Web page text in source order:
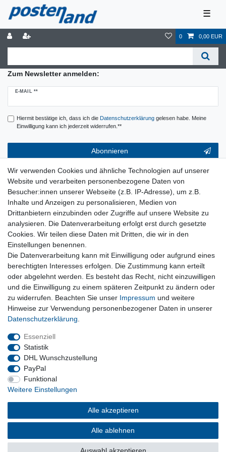
☰
0 0,00 EUR
Zum Newsletter anmelden:
E-MAIL **
Newsletter
Hiermit bestätige ich, dass ich die Daten­schutz­erklärunggelesen habe. Meine
Einwilligung kann ich jederzeit widerrufen.**
Abonnieren
** Hierbei handelt es sich um ein Pflichtfeld.
Service & Hilfe
Kontakt
Warenkorb
Zur Kasse
Nützliches
Newsletter abmelden
Widerrufsformular
Vertrag Widerrufen
Rechtliches
Wiederrufsrecht
AGB
Privatkunden
Neukundenanmeldung
Mein Konto
Wir verwenden Cookies und ähnliche Technologien auf unserer
Website und verarbeiten personenbezogene Daten von
Besucher:innen unserer Webseite (z.B. IP-Adresse), um z.B.
Inhalte und Anzeigen zu personalisieren, Medien von
Drittanbietern einzubinden oder Zugriffe auf unsere Website zu
analysieren. Die Datenverarbeitung erfolgt erst durch gesetzte
Cookies. Wir teilen diese Daten mit Dritten, die wir in den
Einstellungen benennen.
Die Datenverarbeitung kann mit Einwilligung oder aufgrund eines
berechtigten Interesses erfolgen. Die Zustimmung kann erteilt
oder abgelehnt werden. Es besteht das Recht, nicht einzuwilligen
und die Einwilligung zu einem späteren Zeitpunkt zu ändern oder
zu widerrufen. Beachten Sie unser Impressum und weitere
Hinweise zur Verwendung personenbezogener Daten in unserer
Daten­schutz­erklärung
Essenziell
Statistik
DHL Wunschzustellung
PayPal
Funktional
Weitere Einstellungen
Alle akzeptieren
Alle ablehnen